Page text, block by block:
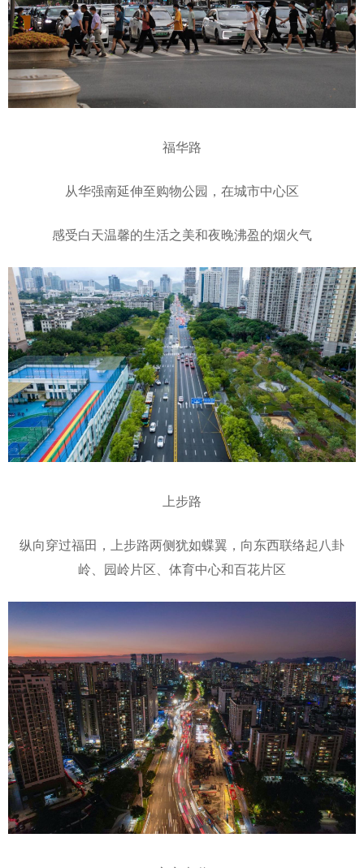
福华路
从华强南延伸至购物公园，在城市中心区
感受白天温馨的生活之美和夜晚沸盈的烟火气
上步路
纵向穿过福田，上步路两侧犹如蝶翼，向东西联络起八卦
岭、园岭片区、体育中心和百花片区